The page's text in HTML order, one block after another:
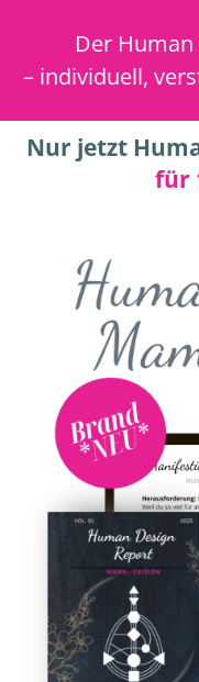
Der
– individuell,
Nur jetzt
für